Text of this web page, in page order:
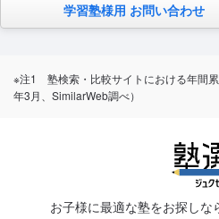
学習塾様用 お問い合わせ
※注1 塾検索・比較サイトにおける年間
年3月、SimilarWeb調べ）
お子様に最適な塾をお探しな